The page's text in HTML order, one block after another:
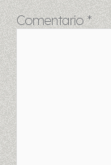
Comentario *